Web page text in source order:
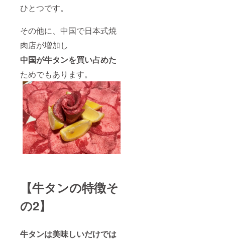
ひとつです。
その他に、中国で日本式焼
肉店が増加し
中国が牛タンを買い占めた
ためでもあります。
【牛タンの特徴そ
の2】
牛タンは美味しいだけでは